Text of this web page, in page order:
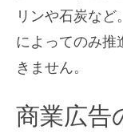
リンや石炭な
によってのみ推
きません。
商業広告